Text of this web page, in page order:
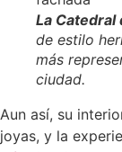
La Catedral
de estilo
más
ciudad.
Aun así, su
joyas, y la